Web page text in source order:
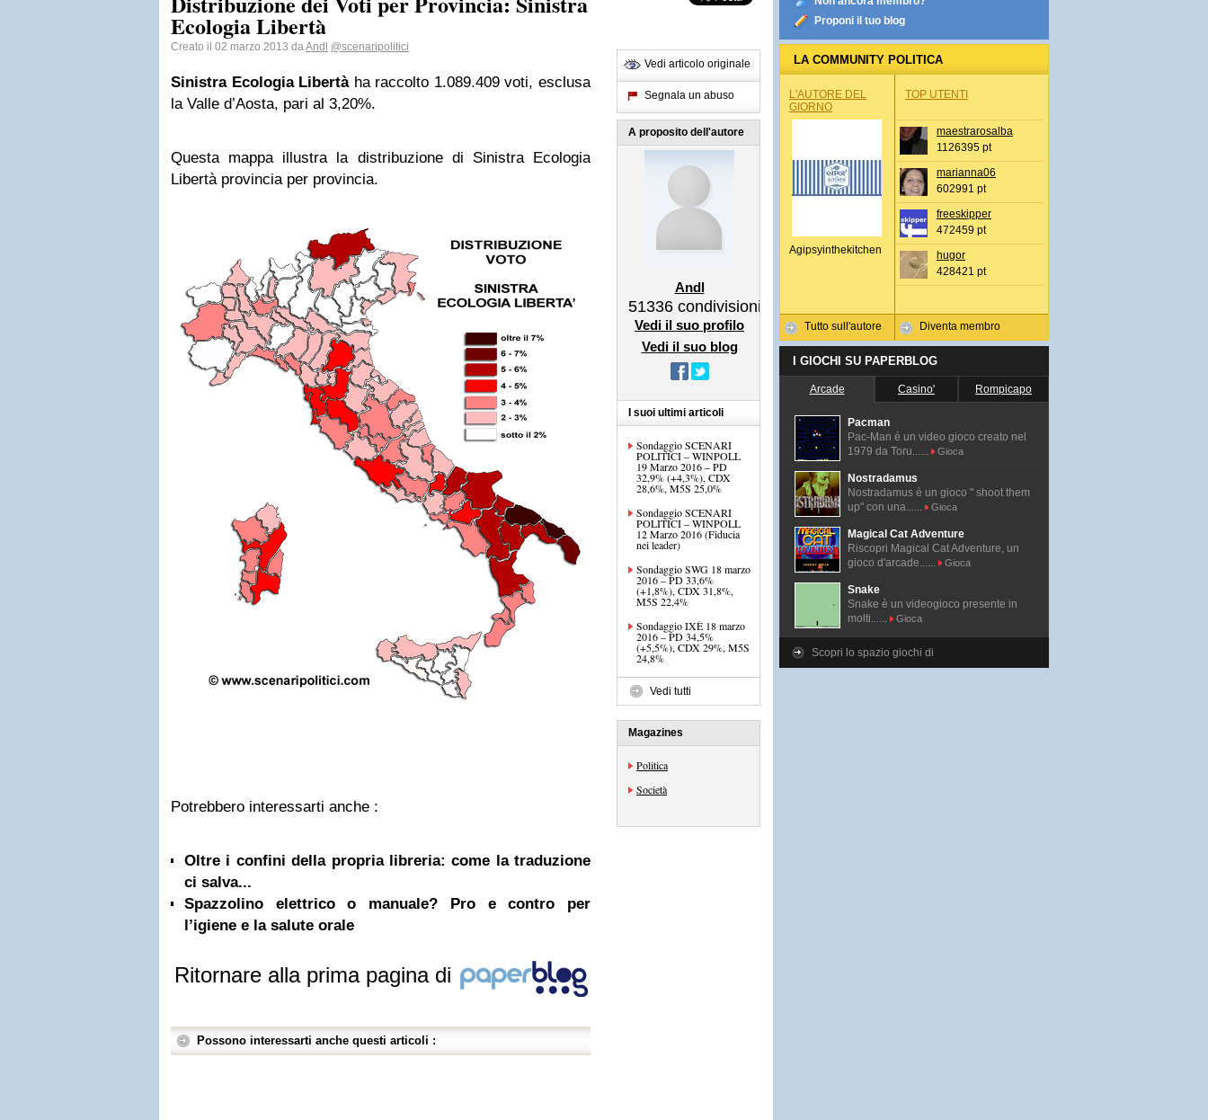
Ecologia Libertà
Creato il 02 marzo 2013 daAndl @scenaripolitici
Sinistra Ecologia Libertà ha raccolto 1.089.409 voti, esclusa
la Valle d’Aosta, pari al 3,20%.
Questa mappa illustra la distribuzione di Sinistra Ecologia
Libertà provincia per provincia.
Potrebbero interessarti anche :
Oltre i confini della propria libreria: come la traduzione
ci salva...
Spazzolino elettrico o manuale? Pro e contro per
l’igiene e la salute orale
Ritornare alla prima pagina di
Possono interessarti anche questi articoli :
Vedi articolo originale
Segnala un abuso
A proposito dell'autore
Andl
51336 condivisioni
Vedi il suo profilo
Vedi il suo blog
I suoi ultimi articoli
Sondaggio SCENARI
POLITICI – WINPOLL
19 Marzo 2016 – PD
32,9% (+4,3%), CDX
28,6%, M5S 25,0%
Sondaggio SCENARI
POLITICI – WINPOLL
12 Marzo 2016 (Fiducia
nei leader)
Sondaggio SWG 18 marzo
2016 – PD 33,6%
(+1,8%), CDX 31,8%,
M5S 22,4%
Sondaggio IXÈ 18 marzo
2016 – PD 34,5%
(+5,5%), CDX 29%, M5S
24,8%
Vedi tutti
Magazines
Politica
Società
Proponi il tuo blog
LA COMMUNITY POLITICA
L'AUTORE DEL
GIORNO
Agipsyinthekitchen
Tutto sull'autore
TOP UTENTI
maestrarosalba
1126395 pt
marianna06
602991 pt
freeskipper
472459 pt
hugor
428421 pt
Diventa membro
I GIOCHI SU PAPERBLOG
Arcade Casino' Rompicapo
Pacman
Pac-Man é un video gioco creato nel
1979 da Toru......
Gioca
Nostradamus
Nostradamus è un gioco " shoot them
up" con una......
Gioca
Magical Cat Adventure
Riscopri Magical Cat Adventure, un
gioco d'arcade......
Gioca
Snake
Snake è un videogioco presente in
molti......
Gioca
Scopri lo spazio giochi di